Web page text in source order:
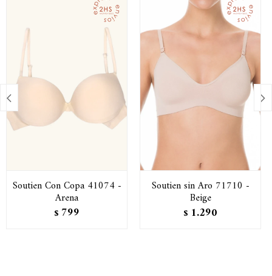
Soutien Con Copa 41074 -
Arena
$ 799
Soutien sin Aro 71710 -
Beige
$ 1.290
 